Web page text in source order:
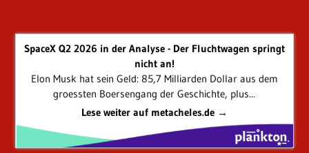
SpaceX Q2 2026 in der Analyse - Der Fluchtwagen springt
nicht an!
Elon Musk hat sein Geld: 85,7 Milliarden Dollar aus dem
groessten Boersengang der Geschichte, plus...
Lese weiter auf metacheles.de →